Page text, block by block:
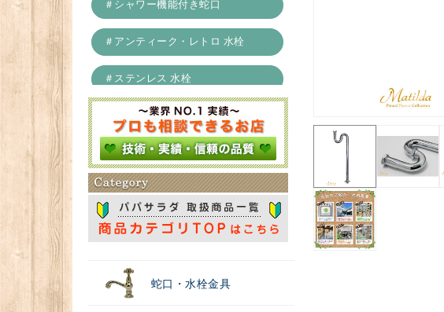
＃シャワー機能付き蛇口
＃アンティーク・レトロ 水栓
＃ステンレス 水栓
＃浄水器
蛇口・水栓金具